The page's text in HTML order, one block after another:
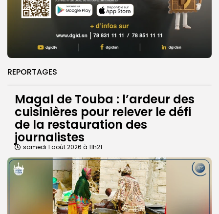
REPORTAGES
Magal de Touba : l’ardeur des
cuisinières pour relever le défi
de la restauration des
journalistes
samedi 1 août 2026 à 11h21